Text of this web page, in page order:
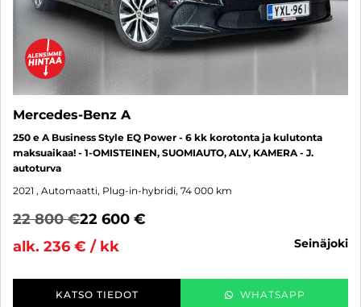
Mercedes-Benz A
250 e A Business Style EQ Power - 6 kk korotonta ja kulutonta
maksuaikaa! - 1-OMISTEINEN, SUOMIAUTO, ALV, KAMERA - J.
autoturva
2021 , Automaatti, Plug-in-hybridi, 74 000 km
22 800 €22 600 €
alk. 236 € / kk
seinäjoki
KATSO TIEDOT WHATSAPP